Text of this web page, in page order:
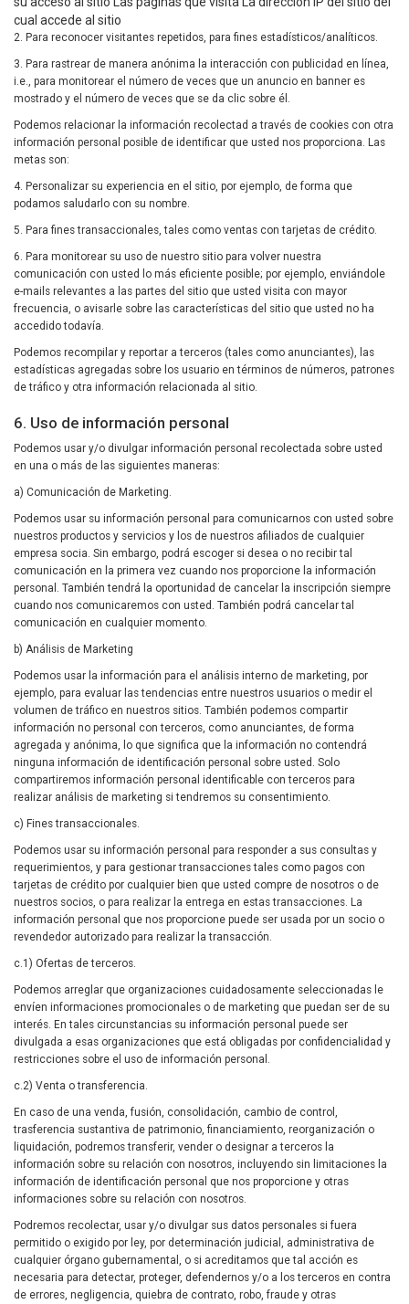
cual accede al sitio
2. Para reconocer visitantes repetidos, para fines estadísticos/analíticos.
3. Para rastrear de manera anónima la interacción con publicidad en línea,
i.e., para monitorear el número de veces que un anuncio en banner es
mostrado y el número de veces que se da clic sobre él.
Podemos relacionar la información recolectad a través de cookies con otra
información personal posible de identificar que usted nos proporciona. Las
metas son:
4. Personalizar su experiencia en el sitio, por ejemplo, de forma que
podamos saludarlo con su nombre.
5. Para fines transaccionales, tales como ventas con tarjetas de crédito.
6. Para monitorear su uso de nuestro sitio para volver nuestra
comunicación con usted lo más eficiente posible; por ejemplo, enviándole
e-mails relevantes a las partes del sitio que usted visita con mayor
frecuencia, o avisarle sobre las características del sitio que usted no ha
accedido todavía.
Podemos recompilar y reportar a terceros (tales como anunciantes), las
estadísticas agregadas sobre los usuario en términos de números, patrones
de tráfico y otra información relacionada al sitio.
6. Uso de información personal
Podemos usar y/o divulgar información personal recolectada sobre usted
en una o más de las siguientes maneras:
a) Comunicación de Marketing.
Podemos usar su información personal para comunicarnos con usted sobre
nuestros productos y servicios y los de nuestros afiliados de cualquier
empresa socia. Sin embargo, podrá escoger si desea o no recibir tal
comunicación en la primera vez cuando nos proporcione la información
personal. También tendrá la oportunidad de cancelar la inscripción siempre
cuando nos comunicaremos con usted. También podrá cancelar tal
comunicación en cualquier momento.
b) Análisis de Marketing
Podemos usar la información para el análisis interno de marketing, por
ejemplo, para evaluar las tendencias entre nuestros usuarios o medir el
volumen de tráfico en nuestros sitios. También podemos compartir
información no personal con terceros, como anunciantes, de forma
agregada y anónima, lo que significa que la información no contendrá
ninguna información de identificación personal sobre usted. Solo
compartiremos información personal identificable con terceros para
realizar análisis de marketing si tendremos su consentimiento.
c) Fines transaccionales.
Podemos usar su información personal para responder a sus consultas y
requerimientos, y para gestionar transacciones tales como pagos con
tarjetas de crédito por cualquier bien que usted compre de nosotros o de
nuestros socios, o para realizar la entrega en estas transacciones. La
información personal que nos proporcione puede ser usada por un socio o
revendedor autorizado para realizar la transacción.
c.1) Ofertas de terceros.
Podemos arreglar que organizaciones cuidadosamente seleccionadas le
envíen informaciones promocionales o de marketing que puedan ser de su
interés. En tales circunstancias su información personal puede ser
divulgada a esas organizaciones que está obligadas por confidencialidad y
restricciones sobre el uso de información personal.
c.2) Venta o transferencia.
En caso de una venda, fusión, consolidación, cambio de control,
trasferencia sustantiva de patrimonio, financiamiento, reorganización o
liquidación, podremos transferir, vender o designar a terceros la
información sobre su relación con nosotros, incluyendo sin limitaciones la
información de identificación personal que nos proporcione y otras
informaciones sobre su relación con nosotros.
Podremos recolectar, usar y/o divulgar sus datos personales si fuera
permitido o exigido por ley, por determinación judicial, administrativa de
cualquier órgano gubernamental, o si acreditamos que tal acción es
necesaria para detectar, proteger, defendernos y/o a los terceros en contra
de errores, negligencia, quiebra de contrato, robo, fraude y otras